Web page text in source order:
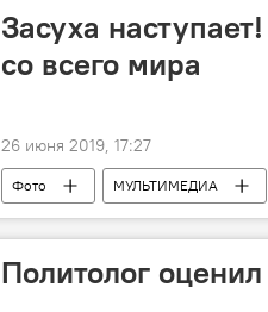
Засуха
со всего мира
26 июня 2019, 17:27
Фото МУЛЬТИМЕДИА
Новости
Политолог